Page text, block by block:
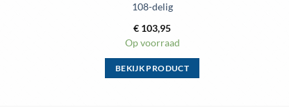
108-delig
€ 103,95
Op voorraad
BEKIJK PRODUCT